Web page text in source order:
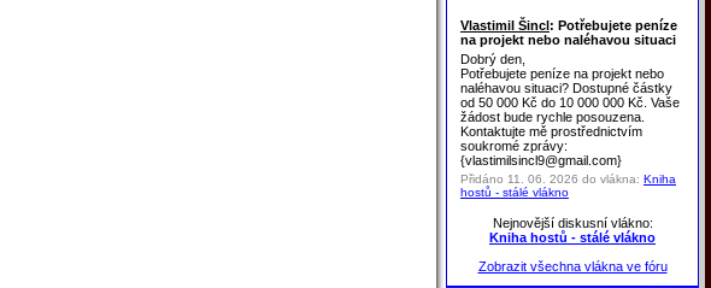
Vlastimil Šincl: Potřebujete peníze
na projekt nebo naléhavou situaci
Dobrý den,
Potřebujete peníze na projekt nebo
naléhavou situaci? Dostupné částky
od 50 000 Kč do 10 000 000 Kč. Vaše
žádost bude rychle posouzena.
Kontaktujte mě prostřednictvím
soukromé zprávy:
{vlastimilsincl9@gmail.com}
Přidáno 11. 06. 2026 do vlákna: Kniha
hostů - stálé vlákno
Nejnovější diskusní vlákno:
Kniha hostů - stálé vlákno
Zobrazit všechna vlákna ve fóru